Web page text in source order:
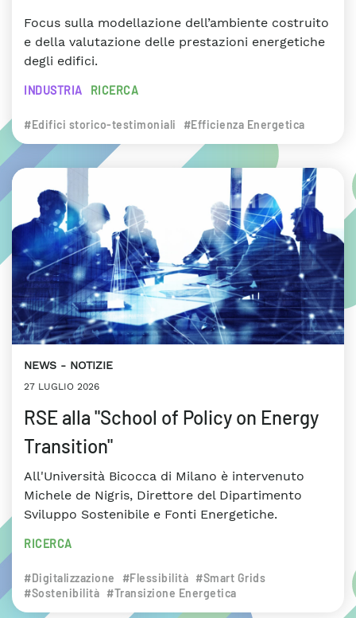
Focus sulla modellazione dell’ambiente costruito
e della valutazione delle prestazioni energetiche
degli edifici.
INDUSTRIA RICERCA
#Edifici storico-testimoniali #Efficienza Energetica
NEWS NOTIZIE
27 LUGLIO 2026
RSE alla "School of Policy on Energy
Transition"
All'Università Bicocca di Milano è intervenuto
Michele de Nigris, Direttore del Dipartimento
Sviluppo Sostenibile e Fonti Energetiche.
RICERCA
#Digitalizzazione #Flessibilità #Smart Grids
#Sostenibilità #Transizione Energetica